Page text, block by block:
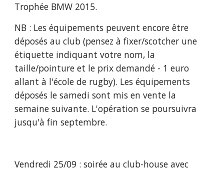
Trophée BMW 2015.
NB : Les équipements peuvent encore être
déposés au club (pensez à fixer/scotcher une
étiquette indiquant votre nom, la
taille/pointure et le prix demandé - 1 euro
allant à l'école de rugby). Les équipements
déposés le samedi sont mis en vente la
semaine suivante. L'opération se poursuivra
jusqu'à fin septembre.
Vendredi 25/09 : soirée au club-house avec